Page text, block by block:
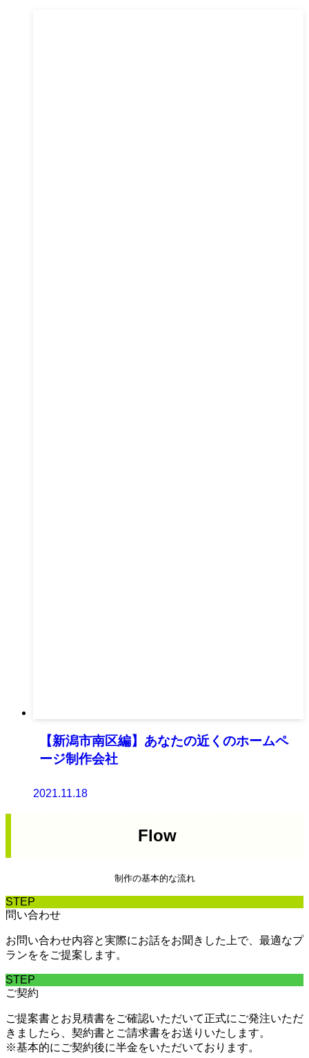
【新潟市南区編】あなたの近くのホームペ
ージ制作会社
2021.11.18
Flow
制作の基本的な流れ
STEP
問い合わせ
お問い合わせ内容と実際にお話をお聞きした上で、最適なプ
ランををご提案します。
STEP
ご契約
ご提案書とお見積書をご確認いただいて正式にご発注いただ
きましたら、契約書とご請求書をお送りいたします。
※基本的にご契約後に半金をいただいております。